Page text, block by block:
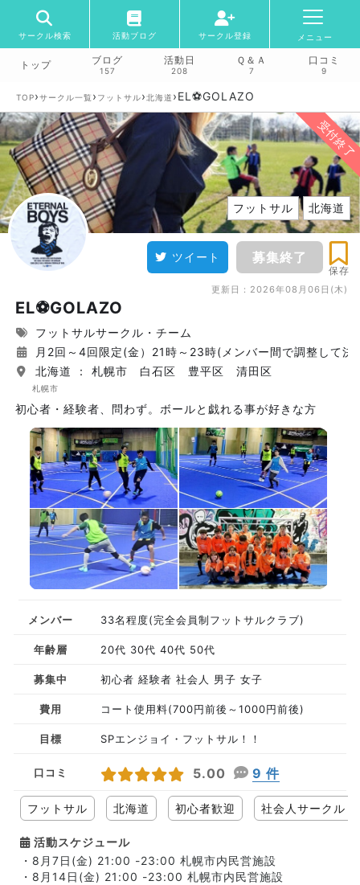
サークル検索 活動ブログ サークル登録 メニュー
トップ ブログ
157
活動日
208
Ｑ＆Ａ
7
口コミ
9
TOP›サークル一覧 › フットサル›北海道 ›EL⚽GOLAZO
受付終了
フットサル 北海道
ツイート 募集終了
保存
更新日： 2026年08月06日(木)
EL⚽GOLAZO
フットサルサークル・チーム
月2回～4回限定(金）21時～23時(メンバー間で調整して決
北海道 ： 札幌市 白石区 豊平区 清田区
札幌市
初心者・経験者、問わず。ボールと戯れる事が好きな方
メンバー 33名程度(完全会員制フットサルクラブ)
年齢層 20代 30代 40代 50代
募集中 初心者 経験者 社会人 男子 女子
費用 コート使用料(700円前後～1000円前後)
目標 SPエンジョイ・フットサル！！
口コミ 5.00 9 件
フットサル 北海道 初心者歓迎 社会人サークル
活動スケジュール
・8月7日(金) 21:00 -23:00 札幌市内民営施設
・8月14日(金) 21:00 -23:00 札幌市内民営施設